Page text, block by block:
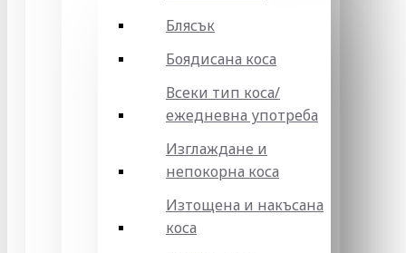
Блясък
Боядисана коса
Всеки тип коса/
ежедневна употреба
Изглаждане и
непокорна коса
Изтощена и накъсана
коса